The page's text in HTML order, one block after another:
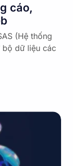
cáo,
(Hệ thống
dữ liệu các